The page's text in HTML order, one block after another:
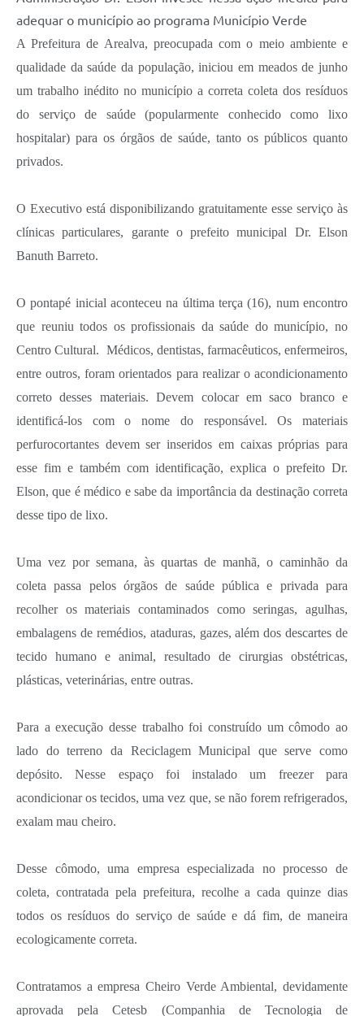
adequar o município ao programa Município Verde
A Prefeitura de Arealva, preocupada com o meio ambiente e
qualidade da saúde da população, iniciou em meados de junho
um trabalho inédito no município a correta coleta dos resíduos
do serviço de saúde (popularmente conhecido como lixo
hospitalar) para os órgãos de saúde, tanto os públicos quanto
privados.
O Executivo está disponibilizando gratuitamente esse serviço às
clínicas particulares, garante o prefeito municipal Dr. Elson
Banuth Barreto.
O pontapé inicial aconteceu na última terça (16), num encontro
que reuniu todos os profissionais da saúde do município, no
Centro Cultural. Médicos, dentistas, farmacêuticos, enfermeiros,
entre outros, foram orientados para realizar o acondicionamento
correto desses materiais. Devem colocar em saco branco e
identificá-los com o nome do responsável. Os materiais
perfurocortantes devem ser inseridos em caixas próprias para
esse fim e também com identificação, explica o prefeito Dr.
Elson, que é médico e sabe da importância da destinação correta
desse tipo de lixo.
Uma vez por semana, às quartas de manhã, o caminhão da
coleta passa pelos órgãos de saúde pública e privada para
recolher os materiais contaminados como seringas, agulhas,
embalagens de remédios, ataduras, gazes, além dos descartes de
tecido humano e animal, resultado de cirurgias obstétricas,
plásticas, veterinárias, entre outras.
Para a execução desse trabalho foi construído um cômodo ao
lado do terreno da Reciclagem Municipal que serve como
depósito. Nesse espaço foi instalado um freezer para
acondicionar os tecidos, uma vez que, se não forem refrigerados,
exalam mau cheiro.
Desse cômodo, uma empresa especializada no processo de
coleta, contratada pela prefeitura, recolhe a cada quinze dias
todos os resíduos do serviço de saúde e dá fim, de maneira
ecologicamente correta.
Contratamos a empresa Cheiro Verde Ambiental, devidamente
aprovada pela Cetesb (Companhia de Tecnologia de